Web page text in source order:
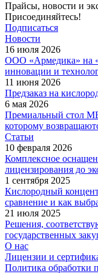
Прайсы, новости и
Присоединяйтесь!
Подписаться
Новости
16 июля 2026
ООО «Армедика» на
инновации и
11 июня 2026
Предзаказ на
6 мая 2026
Премиальный стол
которому
Статьи
10 февраля 2026
Комплексное
лицензирования до
1 сентября 2025
Кислородный
сравнение и как
21 июля 2025
Решения,
государственных
О нас
Лицензии и
Политика обработки